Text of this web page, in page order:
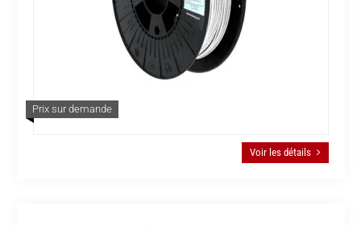
Prix sur demande
Voir les détails